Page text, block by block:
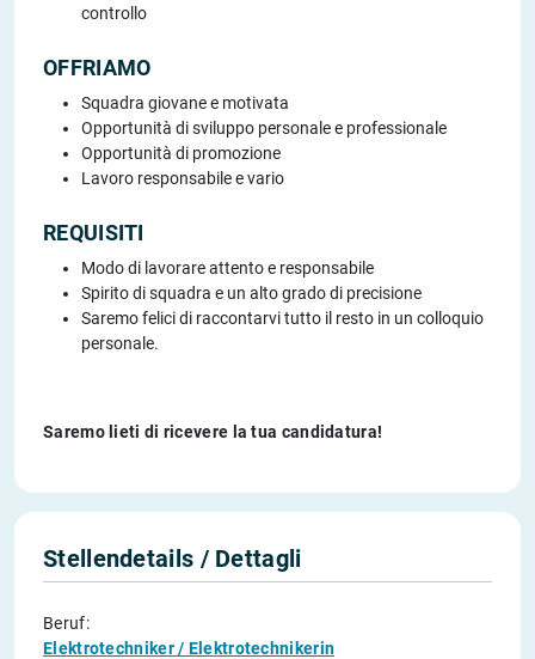
controllo
OFFRIAMO
Squadra giovane e motivata
Opportunità di sviluppo personale e professionale
Opportunità di promozione
Lavoro responsabile e vario
REQUISITI
Modo di lavorare attento e responsabile
Spirito di squadra e un alto grado di precisione
Saremo felici di raccontarvi tutto il resto in un colloquio
personale.
Saremo lieti di ricevere la tua candidatura!
Stellendetails / Dettagli
Beruf:
Elektrotechniker / Elektrotechnikerin